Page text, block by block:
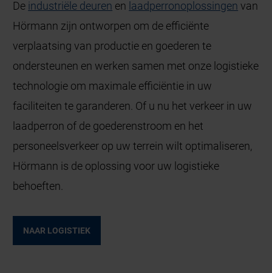
De industriële deuren en laadperronoplossingen van
Hörmann zijn ontworpen om de efficiënte
verplaatsing van productie en goederen te
ondersteunen en werken samen met onze logistieke
technologie om maximale efficiëntie in uw
faciliteiten te garanderen. Of u nu het verkeer in uw
laadperron of de goederenstroom en het
personeelsverkeer op uw terrein wilt optimaliseren,
Hörmann is de oplossing voor uw logistieke
behoeften.
NAAR LOGISTIEK